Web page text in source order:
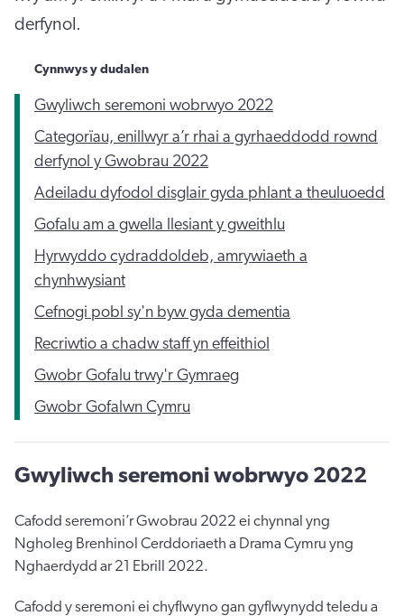
derfynol.
Cynnwys y dudalen
Gwyliwch seremoni wobrwyo 2022
Categorïau, enillwyr a’r rhai a gyrhaeddodd rownd
derfynol y Gwobrau 2022
Adeiladu dyfodol disglair gyda phlant a theuluoedd
Gofalu am a gwella llesiant y gweithlu
Hyrwyddo cydraddoldeb, amrywiaeth a
chynhwysiant
Cefnogi pobl sy'n byw gyda dementia
Recriwtio a chadw staff yn effeithiol
Gwobr Gofalu trwy'r Gymraeg
Gwobr Gofalwn Cymru
Gwyliwch seremoni wobrwyo 2022
Cafodd seremoni’r Gwobrau 2022 ei chynnal yng
Ngholeg Brenhinol Cerddoriaeth a Drama Cymru yng
Nghaerdydd ar 21 Ebrill 2022.
Cafodd y seremoni ei chyflwyno gan gyflwynydd teledu a